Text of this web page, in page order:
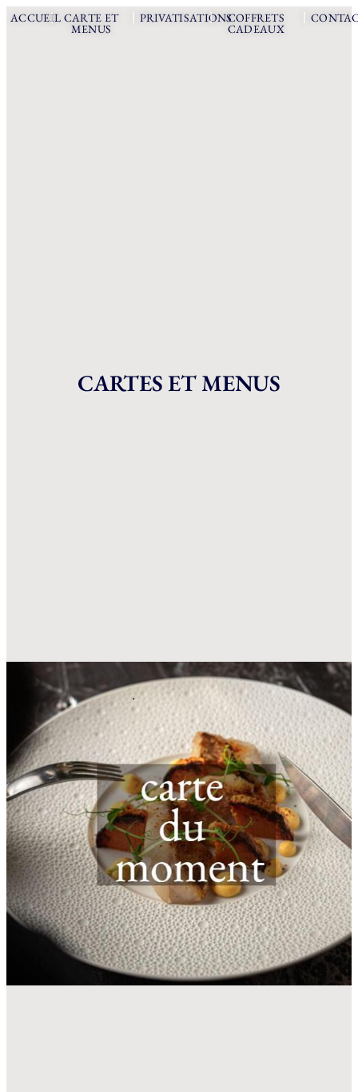
ACCUEIL
| CARTE ET
MENUS
PRIVATISATIONS
| COFFRETS
CADEAUX
CARTES ET MENUS